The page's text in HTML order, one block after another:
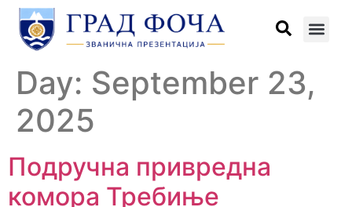
Day: September 23,
2025
Подручна привредна
комора Требиње